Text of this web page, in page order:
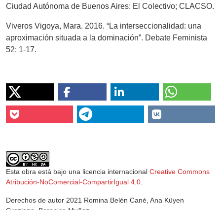
Ciudad Autónoma de Buenos Aires: El Colectivo; CLACSO.
Viveros Vigoya, Mara. 2016. “La interseccionalidad: una
aproximación situada a la dominación”. Debate Feminista
52: 1-17.
Esta obra está bajo una licencia internacional Creative Commons
Atribución-NoComercial-CompartirIgual 4.0
Derechos de autor 2021 Romina Belén Cané, Ana Küyen